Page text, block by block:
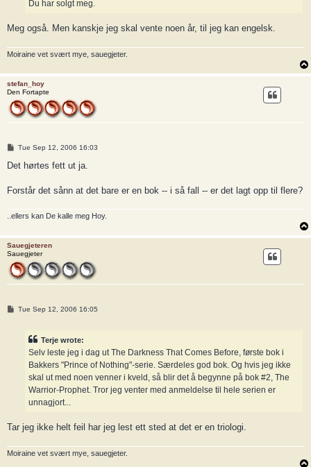
Du har solgt meg.
Meg også. Men kanskje jeg skal vente noen år, til jeg kan engelsk.
Moiraine vet svært mye, sauegjeter.
stefan_hoy
Den Fortapte
P
s
Tue Sep 12, 2006 16:03
Det hørtes fett ut ja.
Forstår det sånn at det bare er en bok -- i så fall -- er det lagt opp til flere?
..ellers kan De kalle meg Hoy.
Sauegjeteren
Sauegjeter
PTue Sep 12, 2006 16:05
Terje wrote:
Selv leste jeg i dag ut The Darkness That Comes Before, første bok i
Bakkers "Prince of Nothing"-serie. Særdeles god bok. Og hvis jeg ikke
skal ut med noen venner i kveld, så blir det å begynne på bok #2, The
Warrior-Prophet. Tror jeg venter med anmeldelse til hele serien er
unnagjort...
Tar jeg ikke helt feil har jeg lest ett sted at det er en triologi.
Moiraine vet svært mye, sauegjeter.